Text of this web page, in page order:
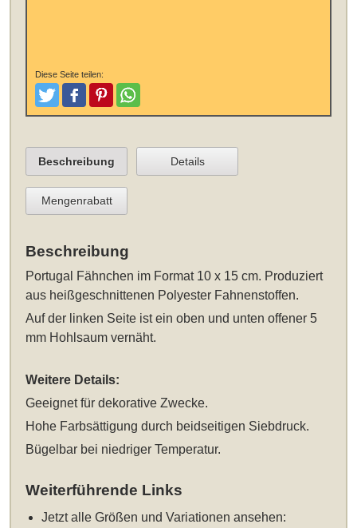
Diese Seite teilen:
TweetenPostenPinterestTeilen
Beschreibung Details
Mengenrabatt
Beschreibung
Portugal Fähnchen im Format 10 x 15 cm. Produziert
aus heißgeschnittenen Polyester Fahnenstoffen.
Auf der linken Seite ist ein oben und unten offener 5
mm Hohlsaum vernäht.
Weitere Details:
Geeignet für dekorative Zwecke.
Hohe Farbsättigung durch beidseitigen Siebdruck.
Bügelbar bei niedriger Temperatur.
Weiterführende Links
Jetzt alle Größen und Variationen ansehen: